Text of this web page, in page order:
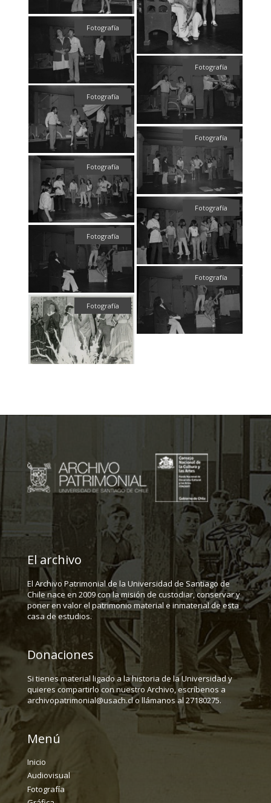
Fotografía
Fotografía
Fotografía
Fotografía
Fotografía
Fotografía
Fotografía
Fotografía
Fotografía
El archivo
El Archivo Patrimonial de la Universidad de Santiago de
Chile nace en 2009 con la misión de custodiar, conservar y
poner en valor el patrimonio material e inmaterial de esta
casa de estudios.
Donaciones
Si tienes material ligado a la historia de la Universidad y
quieres compartirlo con nuestro Archivo, escríbenos a
archivopatrimonial@usach.cl o llámanos al 27180275.
Menú
Inicio
Audiovisual
Fotografía